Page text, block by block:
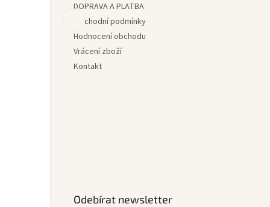
DOPRAVA A PLATBA
Obchodní podmínky
Hodnocení obchodu
Vrácení zboží
Kontakt
Odebírat newsletter